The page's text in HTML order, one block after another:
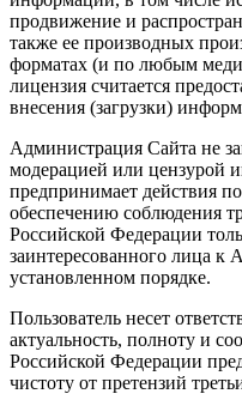
продвижение и
также ее производных
форматах (и по любым
лицензия считается
внесения (загрузки)
Администрация Сайта не
модерацией или цензурой
предпринимает действия
обеспечению соблюдения
Российской Федерации
заинтересованного лица к
установленном порядке.
Пользователь несет
актуальность, полноту и
Российской Федерации
чистоту от претензий